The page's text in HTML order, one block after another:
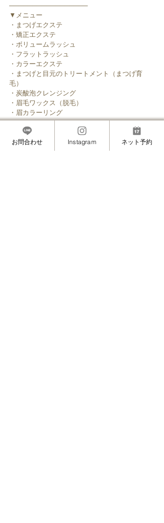
─────────────────
▼メニュー
・まつげエクステ
・矯正エクステ
・ボリュームラッシュ
・フラットラッシュ
・カラーエクステ
・まつげと目元のトリートメント（まつげ育
毛）
・炭酸泡クレンジング
・眉毛ワックス（脱毛）
・眉カラーリング
────────────────
銀座・六本木・麻布・麻布十番・白金にも近い
赤坂の安心安全マツエクサロン
”MAMINON”(マミノン)
お問合わせ Instagram ネット予約